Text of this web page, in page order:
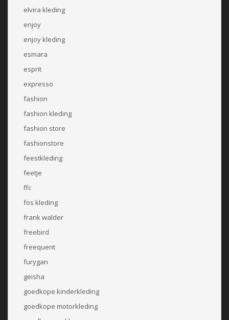
elvira kleding
enjoy
enjoy kleding
esmara
esprit
expresso
fashion
fashion kleding
fashion store
fashionstore
feestkleding
feetje
ffc
fos kleding
frank walder
freebird
freequent
furygan
geisha
goedkope kinderkleding
goedkope motorkleding